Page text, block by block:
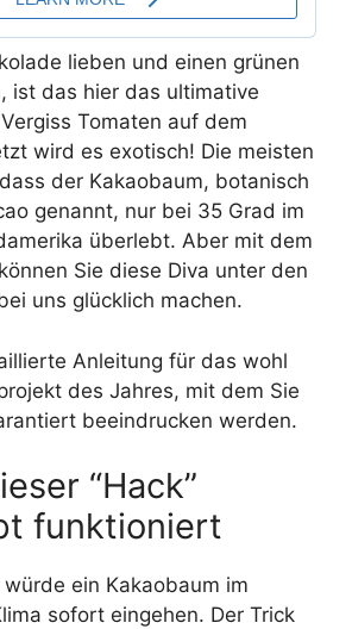
lieben und einen grünen
ist das hier das ultimative
Tomaten auf dem
wird es exotisch! Die meisten
der Kakaobaum, botanisch
genannt, nur bei 35 Grad im
überlebt. Aber mit dem
Sie diese Diva unter den
uns glücklich machen.
Anleitung für das wohl
des Jahres, mit dem Sie
beeindrucken werden.
“Hack”
funktioniert
ein Kakaobaum im
sofort eingehen. Der Trick